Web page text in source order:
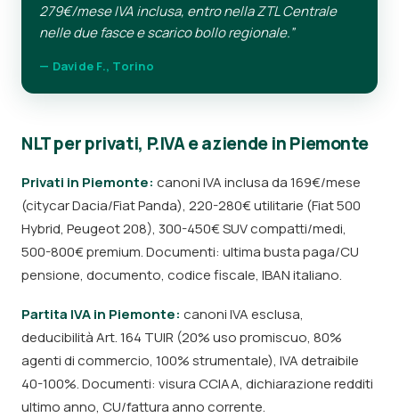
279€/mese IVA inclusa, entro nella ZTL Centrale
nelle due fasce e scarico bollo regionale.”
— Davide F., Torino
NLT per privati, P.IVA e aziende in Piemonte
Privati in Piemonte: canoni IVA inclusa da 169€/mese
(citycar Dacia/Fiat Panda), 220-280€ utilitarie (Fiat 500
Hybrid, Peugeot 208), 300-450€ SUV compatti/medi,
500-800€ premium. Documenti: ultima busta paga/CU
pensione, documento, codice fiscale, IBAN italiano.
Partita IVA in Piemonte: canoni IVA esclusa,
deducibilità Art. 164 TUIR (20% uso promiscuo, 80%
agenti di commercio, 100% strumentale), IVA detraibile
40-100%. Documenti: visura CCIAA, dichiarazione redditi
ultimo anno, CU/fattura anno corrente.